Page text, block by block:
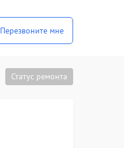
Перезвоните мне
Статус ремонта